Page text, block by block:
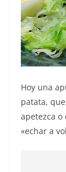
Hoy una
patata,
apetezca o
«echar a